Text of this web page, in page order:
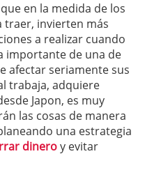
en la medida de los
traer, invierten más
a realizar cuando
importante de una de
afectar seriamente sus
trabaja, adquiere
Japon, es muy
las cosas de manera
una estrategia
dineroy evitar